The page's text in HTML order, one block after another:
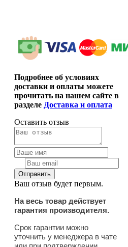
Подробнее об условиях
доставки и оплаты можете
прочитать на нашем сайте в
разделе Доставка и оплата
Оставить отзыв
Ваш отзыв будет первым.
На весь товар действует
гарантия производителя.
Срок гарантии можно
уточнить у менеджера в чате